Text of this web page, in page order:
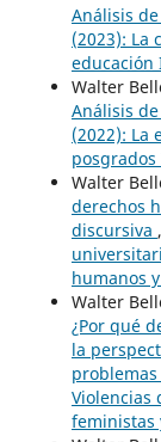
Análisis
(2023): La
educación
Walter
Análisis
(2022): La
Walter
derechos
discursiva ,
humanos
Walter
¿Por qué
la
Violencias
feministas